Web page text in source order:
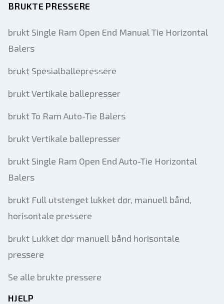
BRUKTE PRESSERE
brukt Single Ram Open End Manual Tie Horizontal
Balers
brukt Spesialballepressere
brukt Vertikale ballepresser
brukt To Ram Auto-Tie Balers
brukt Vertikale ballepresser
brukt Single Ram Open End Auto-Tie Horizontal
Balers
brukt Full utstenget lukket dør, manuell bånd,
horisontale pressere
brukt Lukket dør manuell bånd horisontale
pressere
Se alle brukte pressere
HJELP